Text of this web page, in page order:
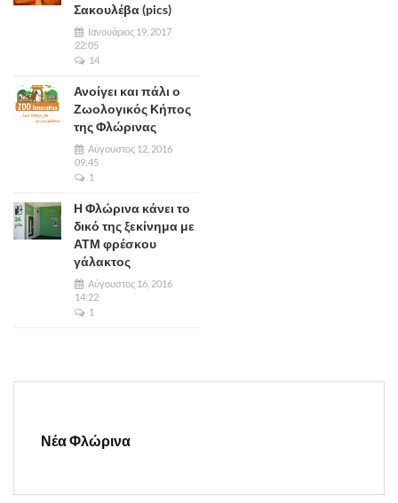
Σακουλέβα (pics)
Ιανουάριος 19, 2017
22:05
14
Ανοίγει και πάλι ο
Ζωολογικός Κήπος
της Φλώρινας
Αύγουστος 12, 2016
09:45
1
Η Φλώρινα κάνει το
δικό της ξεκίνημα με
ΑΤΜ φρέσκου
γάλακτος
Αύγουστος 16, 2016
14:22
1
Νέα Φλώρινα